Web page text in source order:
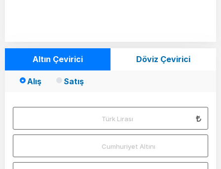
Altın Çevirici Döviz Çevirici
Alış Satış
Türk Lirası
Cumhuriyet Altını